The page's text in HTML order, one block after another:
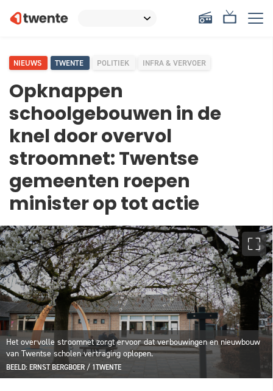
NIEUWS TWENTE POLITIEK INFRA & VERVOER
Opknappen
schoolgebouwen in de
knel door overvol
stroomnet: Twentse
gemeenten roepen
minister op tot actie
Het overvolle stroomnet zorgt ervoor dat verbouwingen en nieuwbouw
van Twentse scholen vertraging oplopen.
BEELD: ERNST BERGBOER / 1TWENTE